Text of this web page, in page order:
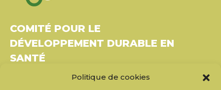
Politique de cookies
COMITÉ POUR LE
DÉVELOPPEMENT DURABLE EN
SANTÉ
Bâtiment Le Rubixco, 1 rue Bernard Maris